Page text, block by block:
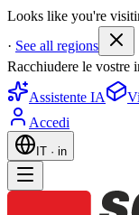
Looks like you're
· See all regions
Racchiudere le vostre
Assistente IA
Accedi
IT · in